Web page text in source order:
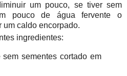
um pouco, se tiver sem
pouco de água fervente o
um caldo encorpado.
ingredientes:
sementes cortado em